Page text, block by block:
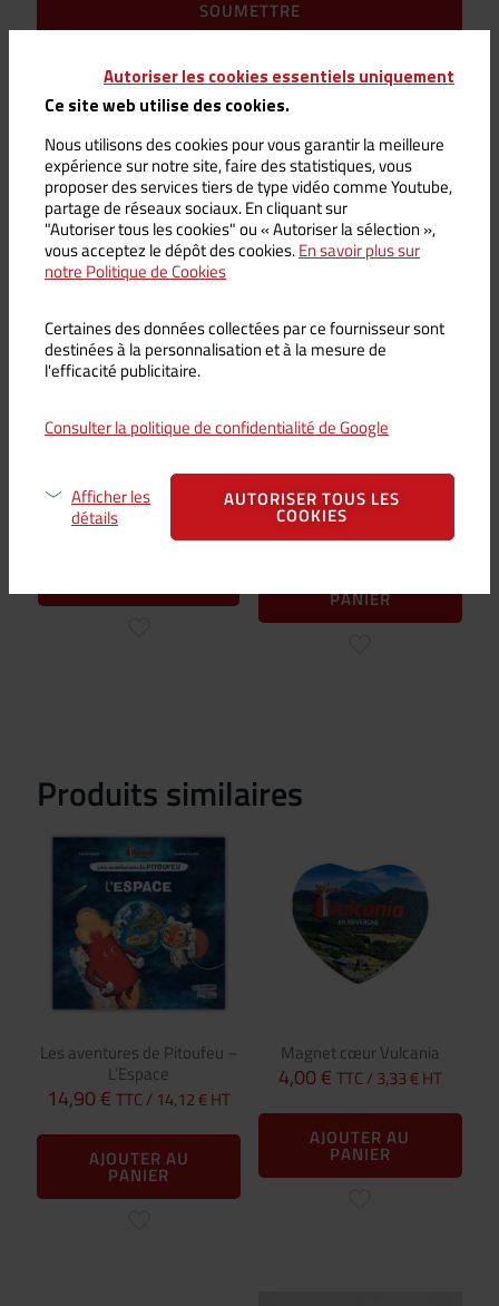
Autoriser les cookies essentiels uniquement
Ce site web utilise des cookies.
Nous utilisons des cookies pour vous garantir la meilleure
expérience sur notre site, faire des statistiques, vous
proposer des services tiers de type vidéo comme Youtube,
partage de réseaux sociaux. En cliquant sur
"Autoriser tous les cookies" ou « Autoriser la sélection »,
vous acceptez le dépôt des cookies.En savoir plus sur
notre Politique de Cookies
Certaines des données collectées par ce fournisseur sont
destinées à la personnalisation et à la mesure de
l'efficacité publicitaire.
Consulter la politique de confidentialité de Google
AUTORISER TOUS LES
COOKIES
Afficher les
détails
Les avis sont soumis à une modération
Vous aimerez peut-être
aussi…
Epuisé
Boule à neige Volcan Rouge
14,90€TTC /
Boule à neige Volcan Bleu
14,90€TTC /
PANIER
Produits similaires
Les aventures de Pitoufeu –
L’Espace
14,90€ TTC / 14,12 €HT
AJOUTER AU
PANIER
Magnet cœur Vulcania
4,00€ TTC /3,33 €HT
AJOUTER AU
PANIER